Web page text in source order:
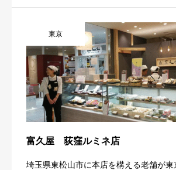
東京
富久屋 荻窪ルミネ店
埼玉県東松山市に本店を構える老舗が東